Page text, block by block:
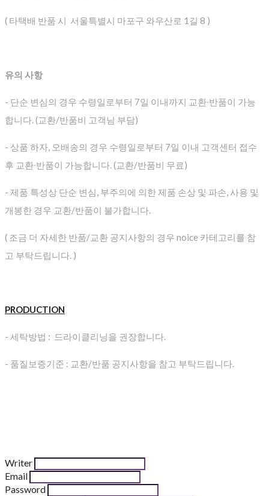
( 타택배 반품 시 서울특별시 마포구 와우산로 1길 8 )
유의 사항
- 단순 변심의 경우 수령일로부터 7일 이내까지 교환∙반품이 가능
합니다. (교환/반품비 고객님 부담)
- 상품 하자, 오배송의 경우 수령일로부터 7일 이내 고객센터 접수
후 교환∙반품이 가능합니다. (교환/반품비 무료)
- 제품 특성상 단순 변심, 부주의에 의한 제품 손상 및 파손, 사용 및
개봉한 경우 교환/반품이 불가합니다.
( 조금 더 자세한 반품/교환 공지사항의 경우 noice 카테고리를 참
고 부탁드립니다. )
PRODUCTION
- 세탁방법 : 드라이클리닝을 권장합니다.
- 품질보증기준 : 교환/반품 공지사항을 참고 부탁드립니다.
Writer
Email
Password